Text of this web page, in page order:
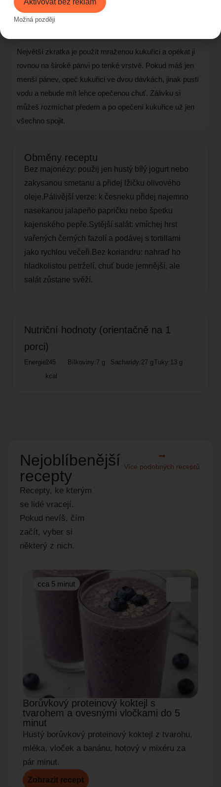
Vmíchej nadrobený sýr, zelenou část jarní
cibulky a nasekaný koriandr. Podávej teplé
nebo vlažné, nejlépe hned po přípravě.
Největší zkratka je použít mraženou kukuřici a opékat ji
rovnou na široké pánvi po tenké vrstvě. Pokud máš jen
menší pánev, opeč kukuřici ve dvou dávkách, jinak pustí
vodu a nebude mít lehce opečenou chuť. Zálivku si
můžeš rozmíchat předem a po opečení kukuřice už jen
všechno spojit.
Obměny receptu
Bez majonézy: použij jen hustý bílý jogurt nebo
zakysanou smetanu a přidej lžičku olivového
oleje.Pálivější verze: k česneku přidej najemno
nasekanou jalapeño papričku nebo špetku
kajenského pepře.Sytější salát: vmíchej hrst
vařených černých fazolí a podávej s tortillami
jako rychlou večeři.Bez koriandru: nahraď ho
hladkolistou petrželí, chuť bude jemnější, ale
salát zůstane svěží.
Nutriční hodnoty (orientačně na 1
porci)
Energie:245
kcal
Bílkoviny: 7 g Sacharidy: 27 gTuky: 13 g
Nejoblíbenější
recepty
Recepty, ke kterým
se lidé vracejí.
Pokud nevíš, čím
začít, vyber si
některý z nich.
Více podobných receptů
cca 5 minut
Borůvkový proteinový koktejl s
tvarohem a ovesnými vločkami do 5
minut
Hustý borůvkový proteinový koktejl z tvarohu,
mléka, vloček a banánu, hotový v mixéru za
pár minut.
Zobrazit recept
Aktivovat bez reklam
Možná později